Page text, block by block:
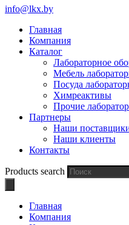
info@lkx.by
Главная
Компания
Каталог
Лабораторное
Мебель
Посуда
Химреактивы
Прочие
Партнеры
Наши
Наши клиенты
Контакты
Products search
Главная
Компания